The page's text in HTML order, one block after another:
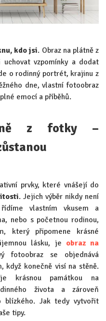
kdo jsi. Obraz na plátně z
vzpomínky a dodat
o rodinný portrét, krajinu z
dne, vlastní fotoobraz
emocí a příběhů.
z fotky –
prvky, které vnášejí do
. Jejich výběr nikdy není
vlastním vkusem a
nebo s početnou rodinou,
který připomene krásné
lásku, je obraz na
fotoobraz se objednává
když konečně visí na stěně.
je krásnou památkou na
života a zároveň
Jak tedy vytvořit
tipy.